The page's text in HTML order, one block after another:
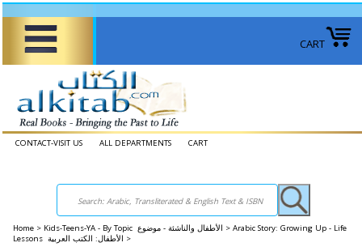
CART
CONTACT-VISIT US ALL DEPARTMENTS CART
Home > Kids-Teens-YA - By Topic الأطفال والناشئة - موضوع > Arabic Story: Growing Up - Life
Lessons الأطفال: الكتب العربية >